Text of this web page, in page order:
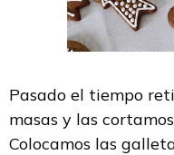
Pasado el tiempo
masas y las
Colocamos las